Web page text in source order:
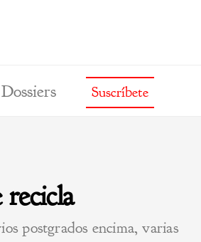
Dossiers Suscríbete
postgrados encima, varias